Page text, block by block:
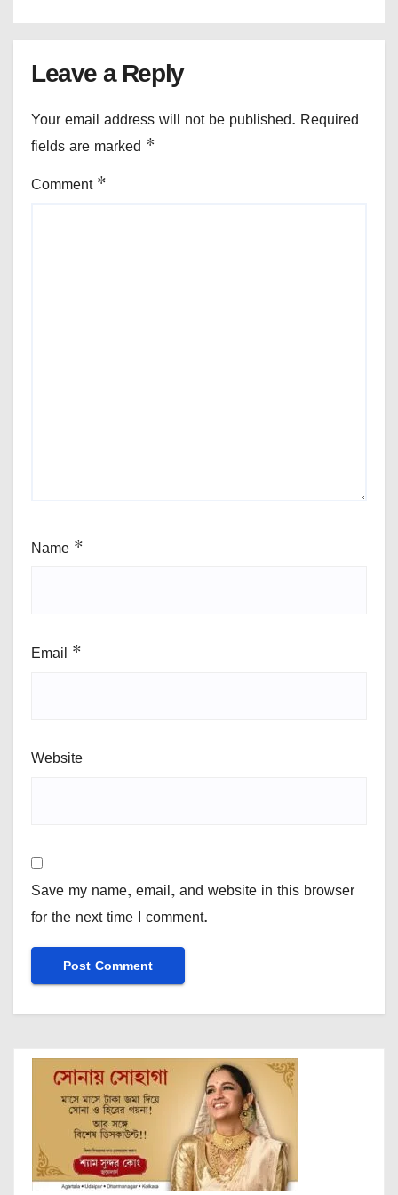
Leave a Reply
Your email address will not be published. Required
fields are marked *
Comment *
Name *
Email *
Website
Save my name, email, and website in this browser
for the next time I comment.